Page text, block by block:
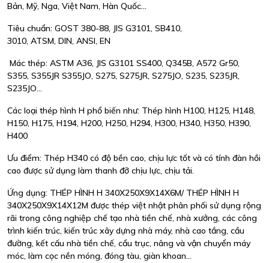
Bản, Mỹ, Nga, Việt Nam, Hàn Quốc...
Tiêu chuẩn: GOST 380-88, JIS G3101, SB410,
3010, ATSM, DIN, ANSI, EN
Mác thép: ASTM A36, JIS G3101 SS400, Q345B, A572 Gr50,
S355, S355JR S355JO, S275, S275JR, S275JO, S235, S235JR,
S235JO...
Các loại thép hình H phổ biến như: Thép hình H100, H125, H148,
H150, H175, H194, H200, H250, H294, H300, H340, H350, H390,
H400
Ưu điểm: Thép H340 có độ bền cao, chịu lực tốt và có tính đàn hồi
cao được sử dụng làm thanh đỡ chịu lực, chịu tải.
Ứng dụng: THÉP HÌNH H 340X250X9X14X6M/ THÉP HÌNH H
340X250X9X14X12M được thép việt nhật phân phối sử dụng rộng
rãi trong công nghiệp chế tạo nhà tiền chế, nhà xưởng, các công
trình kiến trúc, kiến trúc xây dựng nhà máy, nhà cao tầng, cầu
đường, kết cấu nhà tiền chế, cẩu trục, nâng và vận chuyển máy
móc, làm cọc nền móng, đóng tàu, giàn khoan...